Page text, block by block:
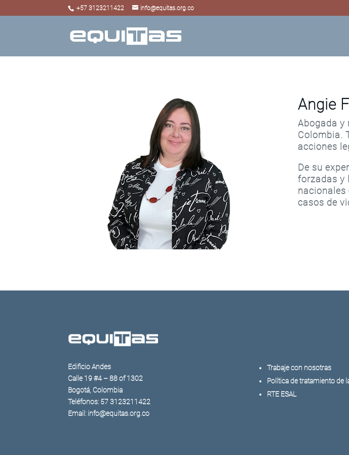
+57 3123211422 info@equitas.org.co
Angie
Abogada y
Colombia.
acciones
De su
forzadas y
nacionales
casos de
Edificio Andes
Calle 19 #4 – 88 of 1302
Bogotá, Colombia
Teléfonos: 57 3123211422
Email: info@equitas.org.co
Trabaje con nosotras
Política de tratamiento de
RTE ESAL